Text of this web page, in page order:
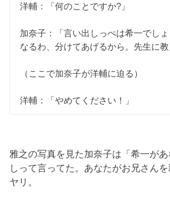
洋輔：「何のことですか?」
加奈子：「言い出しっぺは希一でし
なるわ、分けてあげるから。先生に教
（ここで加奈子が洋輔に迫る）
洋輔：「やめてください！」
雅之の写真を見た加奈子は「希一が
しって言ってた。あなたがお兄さん
ヤリ。